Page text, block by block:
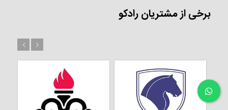
برخی از مشتریان رادکو